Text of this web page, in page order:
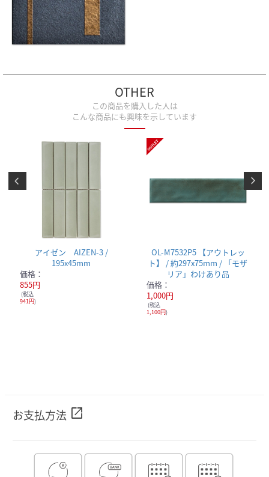
OTHER
この商品を購入した人は
こんな商品にも興味を示しています
アイゼン AIZEN-3 /
195x45mm
価格：
855円
(税込
941円)
OL-M7532P5 【アウトレッ
ト】 / 約297x75mm / 「モザ
リア」わけあり品
価格：
1,000円
(税込
1,100円)
お支払方法 open_in_new